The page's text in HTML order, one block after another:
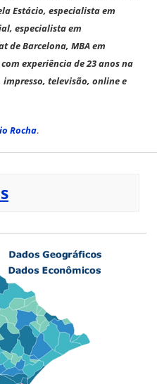
Estácio, especialista em
especialista em
de Barcelona, MBA em
experiência de 23 anos na
televisão, online e
Rocha.